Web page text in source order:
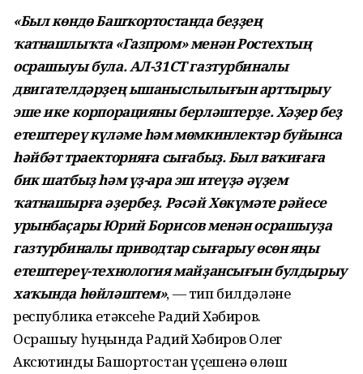
«Был көндө Башҡортостанда беҙҙең
ҡатнашлыҡта «Газпром» менән Ростехтың
осрашыуы була. АЛ-31СТ газтурбиналы
двигателдәрҙең ышаныслылығын арттырыу
эше ике корпорацияны берләштерҙе. Хәҙер беҙ
етештереү күләме һәм мөмкинлектәр буйынса
һәйбәт траекторияға сығабыҙ. Был ваҡиғаға
бик шатбыҙ һәм үҙ-ара эш итеүҙә әүҙем
ҡатнашырға әҙербеҙ. Рәсәй Хөкүмәте рәйесе
урынбаҫары Юрий Борисов менән осрашыуҙа
газтурбиналы приводтар сығарыу өсөн яңы
етештереү-технология майҙансығын булдырыу
хаҡында һөйләштем», — тип билдәләне
республика етәксеһе Радий Хәбиров.
Осрашыу һуңында Радий Хәбиров Олег
Аксютинды Башҡортостан үҫешенә өлөш